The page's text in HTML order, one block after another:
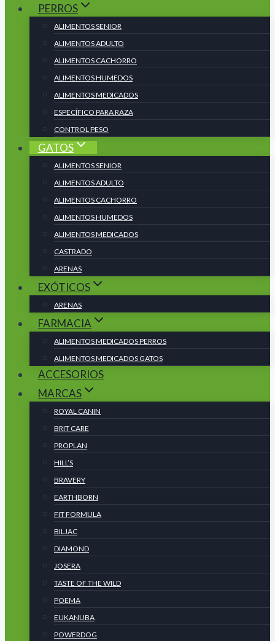
PERROS
ALIMENTOS SENIOR
ALIMENTOS ADULTO
ALIMENTOS CACHORRO
ALIMENTOS HUMEDOS
ALIMENTOS MEDICADOS
ESPECÍFICO PARA RAZA
CONTROL PESO
GATOS
ALIMENTOS SENIOR
ALIMENTOS ADULTO
ALIMENTOS CACHORRO
ALIMENTOS HUMEDOS
ALIMENTOS MEDICADOS
CASTRADO
ARENAS
EXÓTICOS
ARENAS
FARMACIA
ALIMENTOS MEDICADOS PERROS
ALIMENTOS MEDICADOS GATOS
ACCESORIOS
MARCAS
ROYAL CANIN
BRIT CARE
PROPLAN
HILL’S
BRAVERY
EARTHBORN
FIT FORMULA
BILJAC
DIAMOND
JOSERA
TASTE OF THE WILD
POEMA
EUKANUBA
POWERDOG